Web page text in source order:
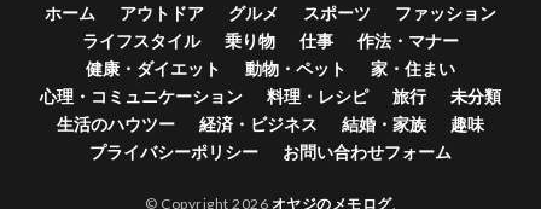
ホーム アウトドア グルメ スポーツ
ファッション
ライフスタイル
乗り物 仕事
作法・マナー
健康・ダイエット
動物・ペット
家・住まい
心理・コミュニケーション
料理・レシピ 旅行
未分類
生活のハウツー
経済・ビジネス 結婚・家族
趣味
プライバシーポリシー
お問い合わせフォーム
© Copyright 2026 オヤジのメモログ.